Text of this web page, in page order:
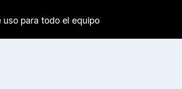
uso para todo el equipo